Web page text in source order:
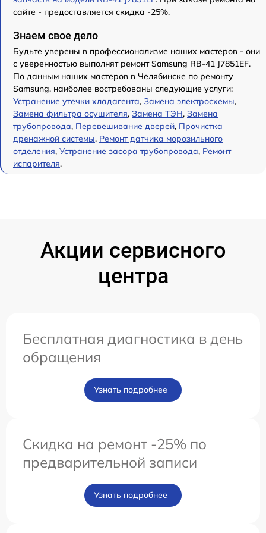
сайте - предоставляется скидка -25%.
Знаем свое дело
Будьте уверены в профессионализме наших мастеров - они
с уверенностью выполнят ремонт Samsung RB-41 J7851EF.
По данным наших мастеров в Челябинске по ремонту
Samsung, наиболее востребованы следующие услуги:
Устранение утечки хладагента, Замена электросхемы,
Замена фильтра осушителя, Замена ТЭН, Замена
трубопровода, Перевешивание дверей, Прочистка
дренажной системы, Ремонт датчика морозильного
отделения, Устранение засора трубопровода, Ремонт
испарителя.
Акции сервисного
центра
Бесплатная диагностика в день
обращения
Узнать подробнее
Скидка на ремонт -25% по
предварительной записи
Узнать подробнее